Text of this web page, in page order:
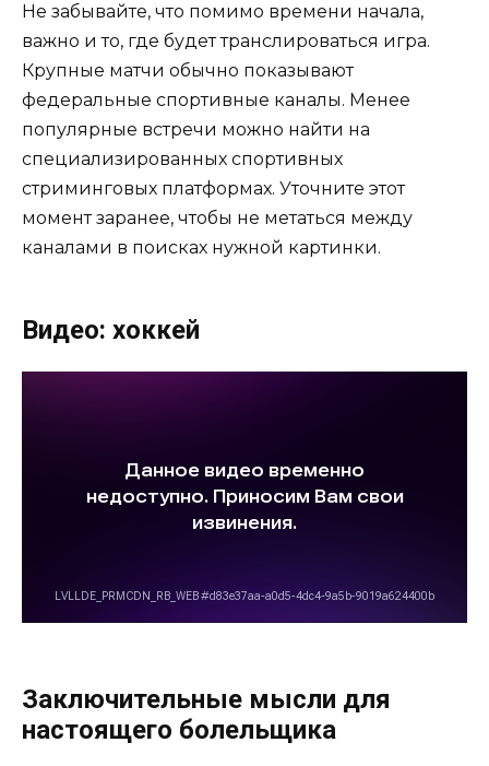
Не забывайте, что помимо времени начала,
важно и то, где будет транслироваться игра.
Крупные матчи обычно показывают
федеральные спортивные каналы. Менее
популярные встречи можно найти на
специализированных спортивных
стриминговых платформах. Уточните этот
момент заранее, чтобы не метаться между
каналами в поисках нужной картинки.
Видео: хоккей
Заключительные мысли для
настоящего болельщика